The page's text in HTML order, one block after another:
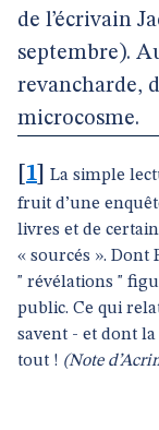
de l’écrivain
septembre).
revancharde,
microcosme.
1
La simple
fruit d’une
livres et de
« sourcés ». Dont
" révélations "
public. Ce qui
savent - et dont
tout ! (Note